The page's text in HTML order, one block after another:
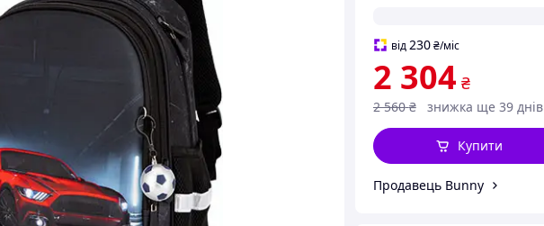
від230 ₴/міс
2 304 ₴
2 560 ₴ знижка ще 39 днів
Купити
Продавець Bunny